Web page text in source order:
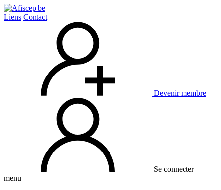
Liens Contact
Devenir membre
Se connecter
menu